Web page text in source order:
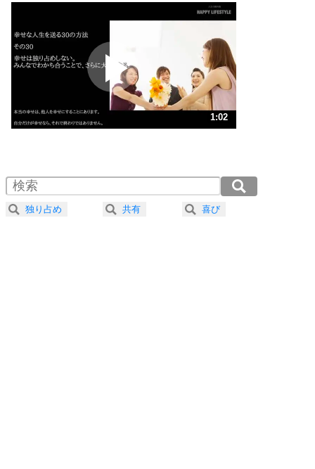
いらいらしない人になる30の方法
ポジティブになれない原因は、行動しないから。
ポジティブ思考になる30の方法
ストレス対策
人生、なんとかなるもの。
気楽に生きる30の方法
4 器の大きい人は、怒りを優しさで表現する。
プラス思考
1:02
2.0倍速 （122KB 31秒）
2.5倍速 （98KB 24秒）
3.0倍速 （82KB 20秒）
独り占め 共有 喜び